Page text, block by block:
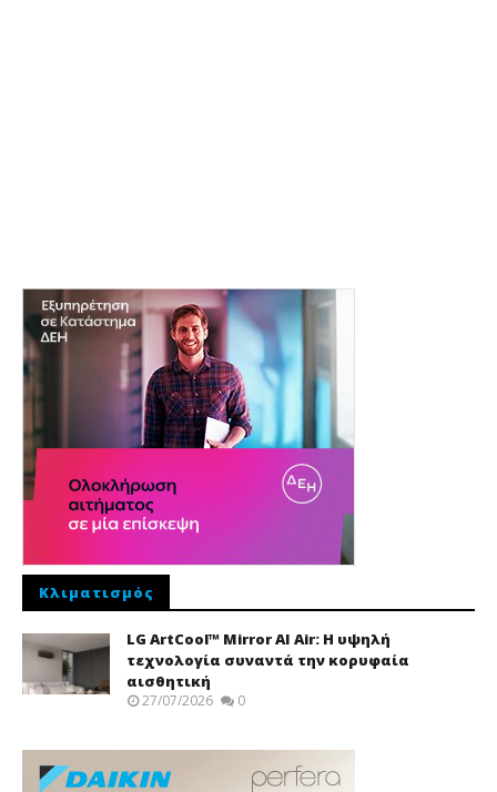
Κλιματισμός
LG ArtCool™ Mirror AI Air: Η υψηλή
τεχνολογία συναντά την κορυφαία
αισθητική
27/07/2026 0